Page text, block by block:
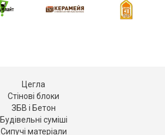
Цегла
Стінові блоки
ЗБВ і Бетон
Будівельні суміші
Сипучі матеріали